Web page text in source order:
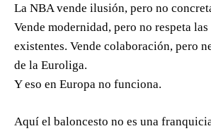
La NBA vende ilusión, pero no
Vende modernidad, pero no respeta
existentes. Vende colaboración, pero
de la Euroliga.
Y eso en Europa no funciona.
Aquí el baloncesto no es una